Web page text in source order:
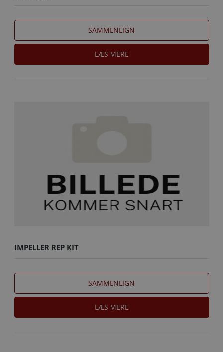
SAMMENLIGN
LÆS MERE
IMPELLER REP KIT
SAMMENLIGN
LÆS MERE